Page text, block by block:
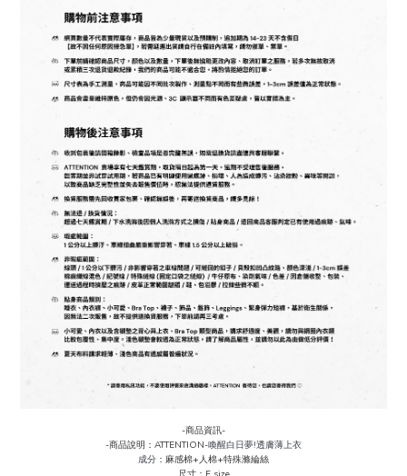
-商品資訊-
-商品說明：ATTENTION-喚醒白日夢!透膚薄上衣
成分 ：麻感棉+人棉+特殊滌綸絲